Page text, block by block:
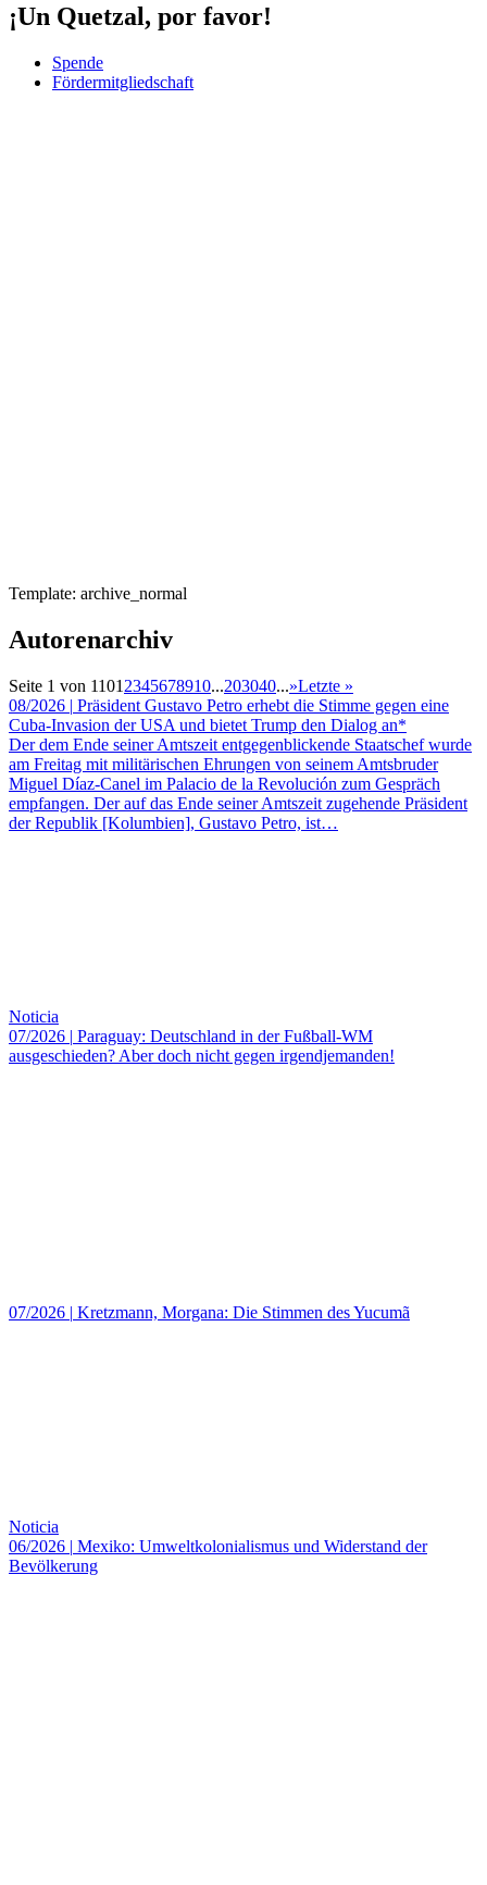
¡Un Quetzal, por favor!
Spende
Fördermitgliedschaft
Template: archive_normal
Autorenarchiv
Seite 1 von 1101 2345678910...203040...»Letzte »
08/2026 | Präsident Gustavo Petro erhebt die Stimme gegen eine
Cuba-Invasion der USA und bietet Trump den Dialog an*
Der dem Ende seiner Amtszeit entgegenblickende Staatschef wurde
am Freitag mit militärischen Ehrungen von seinem Amtsbruder
Miguel Díaz-Canel im Palacio de la Revolución zum Gespräch
empfangen. Der auf das Ende seiner Amtszeit zugehende Präsident
der Republik [Kolumbien], Gustavo Petro, ist…
Noticia
07/2026 | Paraguay: Deutschland in der Fußball-WM
ausgeschieden? Aber doch nicht gegen irgendjemanden!
07/2026 | Kretzmann, Morgana: Die Stimmen des Yucumã
Noticia
06/2026 | Mexiko: Umweltkolonialismus und Widerstand der
Bevölkerung